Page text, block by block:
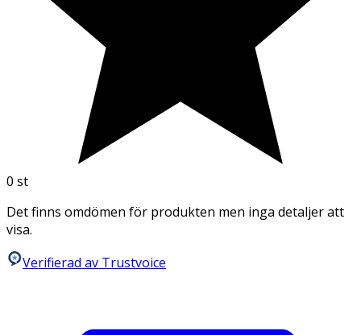
0 st
Det finns omdömen för produkten men inga detaljer att
visa.
Verifierad av Trustvoice